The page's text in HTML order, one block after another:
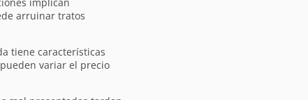
arruinar tratos
tiene características
variar el precio